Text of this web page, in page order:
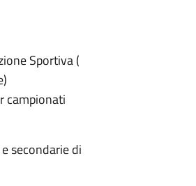
Sportiva (
campionati
secondarie di